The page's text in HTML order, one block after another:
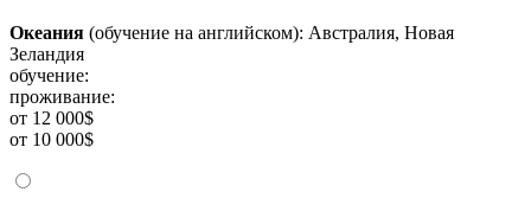
Океания (обучение на английском): Австралия, Новая
Зеландия
обучение:
проживание:
от 12 000$
от 10 000$